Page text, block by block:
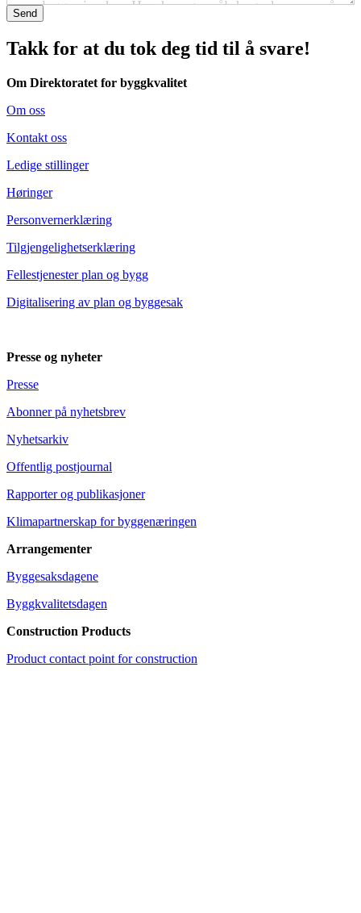
Send
Takk for at du tok deg tid til å svare!
Om Direktoratet for byggkvalitet
Om oss
Kontakt oss
Ledige stillinger
Høringer
Personvernerklæring
Tilgjengelighetserklæring
Fellestjenester plan og bygg
Digitalisering av plan og byggesak
Presse og nyheter
Presse
Abonner på nyhetsbrev
Nyhetsarkiv
Offentlig postjournal
Rapporter og publikasjoner
Klimapartnerskap for byggenæringen
Arrangementer
Byggesaksdagene
Byggkvalitetsdagen
Construction Products
Product contact point for construction